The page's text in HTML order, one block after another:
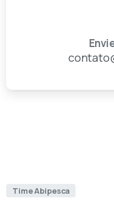
Time Abipesca